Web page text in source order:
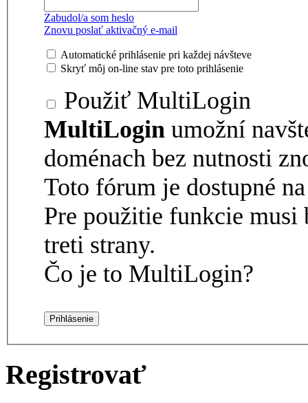
Zabudol/a som heslo
Znovu poslať aktivačný e-mail
Automatické prihlásenie pri každej návšteve
Skryť môj on-line stav pre toto prihlásenie
Použiť MultiLogin
MultiLogin umožní
doménach bez nutnosti
Toto fórum je dostupné
Pre použitie funkcie
treti strany.
Čo je to MultiLogin?
Registrovať